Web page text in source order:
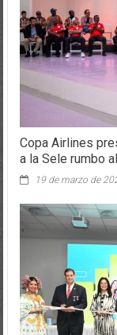
Copa Airlines
a la Sele rumbo
19 de marzo de